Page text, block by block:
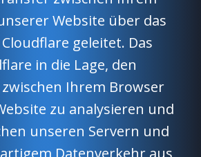
Website über das
geleitet. Das
in die Lage, den
Ihrem Browser
zu analysieren und
unseren Servern und
Datenverkehr aus